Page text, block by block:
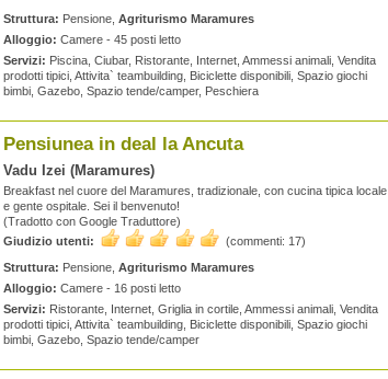
Struttura: Pensione, Agriturismo Maramures
Alloggio: Camere - 45 posti letto
Servizi: Piscina, Ciubar, Ristorante, Internet, Ammessi animali, Vendita
prodotti tipici, Attivita` teambuilding, Biciclette disponibili, Spazio giochi
bimbi, Gazebo, Spazio tende/camper, Peschiera
Pensiunea in deal la Ancuta
Vadu Izei (Maramures)
Breakfast nel cuore del Maramures, tradizionale, con cucina tipica locale
e gente ospitale. Sei il benvenuto!
(Tradotto con Google Traduttore)
Giudizio utenti:
(commenti: 17)
Struttura: Pensione, Agriturismo Maramures
Alloggio: Camere - 16 posti letto
Servizi: Ristorante, Internet, Griglia in cortile, Ammessi animali, Vendita
prodotti tipici, Attivita` teambuilding, Biciclette disponibili, Spazio giochi
bimbi, Gazebo, Spazio tende/camper